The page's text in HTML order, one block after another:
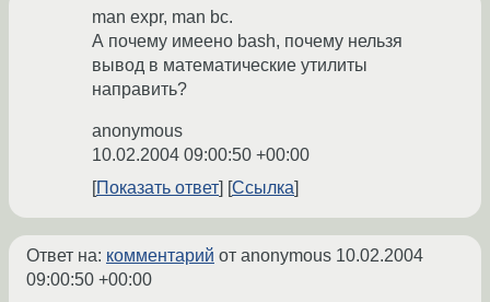
man expr, man bc.
А почему имеено bash, почему нельзя
вывод в математические утилиты
направить?
anonymous
10.02.2004 09:00:50 +00:00
Показать ответ
Ссылка
Ответ на: комментарий от anonymous 10.02.2004
09:00:50 +00:00